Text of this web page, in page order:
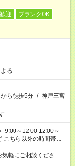
迎
ブランクOK
る
ら徒歩5分 / 神戸三宮
軽にご相談くださ